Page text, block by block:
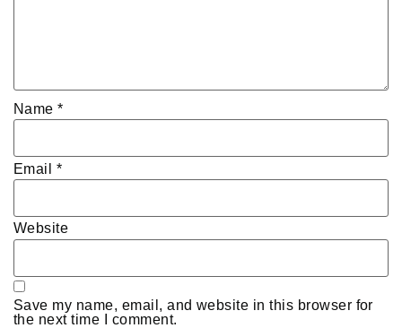
Name*
Email *
Website
Save my name, email, and website in this browser for
the next time I comment.